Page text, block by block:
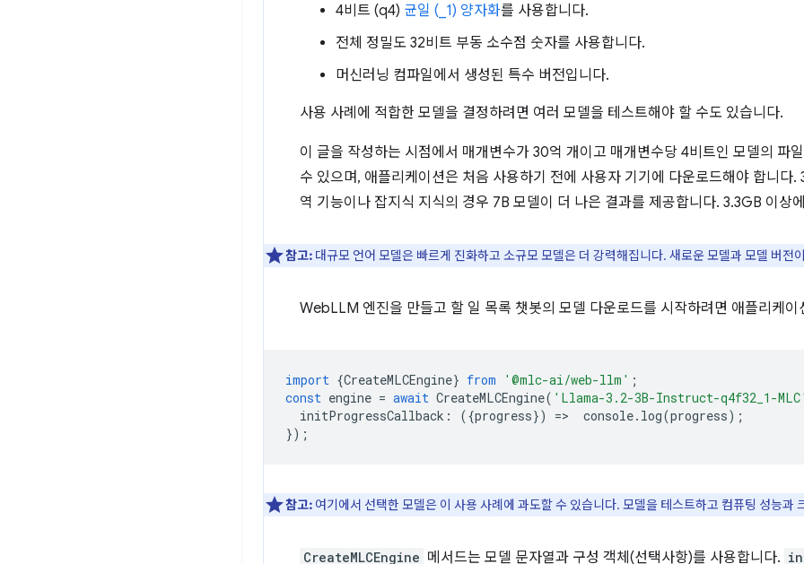
4비트 (q4) 균일 (_1) 양자화를 사용합니다.
전체 정밀도 32비트 부동 소수점 숫자를 사용합니다.
머신러닝 컴파일에서 생성된 특수 버전입니다.
사용 사례에 적합한 모델을 결정하려면 여러 모델을 테스트해야 할 수도 있습니다.
이 글을 작성하는 시점에서 매개변수가 30억 개이고 매개변수당 4비트인 모델의 파
수 있으며, 애플리케이션은 처음 사용하기 전에 사용자 기기에 다운로드해야 합니다
역 기능이나 잡지식 지식의 경우 7B 모델이 더 나은 결과를 제공합니다. 3.3GB 이상
참고: 대규모 언어 모델은 빠르게 진화하고 소규모 모델은 더 강력해집니다. 새로운 모델과 모델 버전
WebLLM 엔진을 만들고 할 일 목록 챗봇의 모델 다운로드를 시작하려면 애플리케
import {CreateMLCEngine} from '@mlc-ai/web-llm' ;
const engine = await CreateMLCEngine( 'Llama-3.2-3B-Instruct-q4f32_1-
initProgressCallback : ({progress}) => console. log(progress);
});
참고: 여기에서 선택한 모델은 이 사용 사례에 과도할 수 있습니다. 모델을 테스트하고 컴퓨팅 성능과
CreateMLCEngine 메서드는 모델 문자열과 구성 객체(선택사항)를 사용합니다.